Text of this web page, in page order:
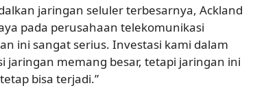
jaringan seluler terbesarnya, Ackland
pada perusahaan telekomunikasi
ini sangat serius. Investasi kami dalam
jaringan memang besar, tetapi jaringan ini
bisa terjadi.”